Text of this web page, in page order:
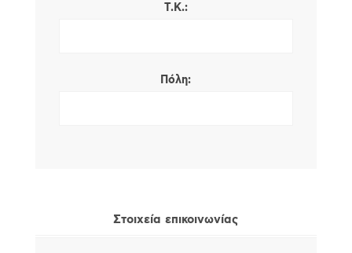
Τ.Κ.:
Πόλη:
Στοιχεία επικοινωνίας